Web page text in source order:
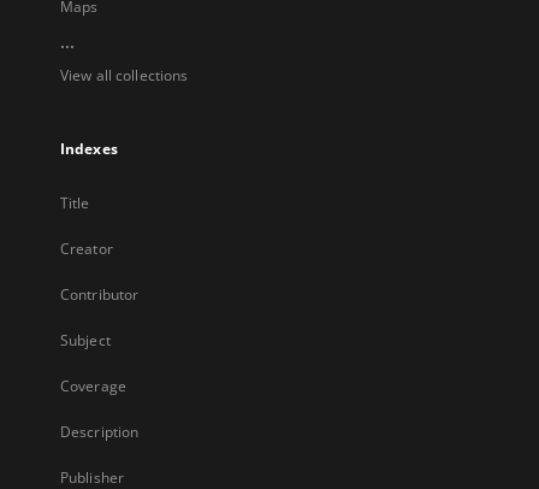
Maps
...
View all collections
Indexes
Title
Creator
Contributor
Subject
Coverage
Description
Publisher